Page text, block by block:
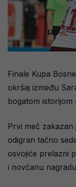
Finale Kupa
okršaj između
bogatom istorijom
Prvi meč zakazan
odigran tačno
osvojiće prelazni
i novčanu